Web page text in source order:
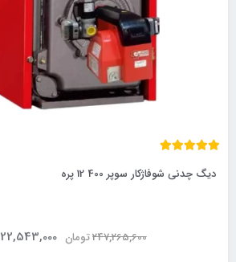
دیگ چدنی شوفاژکار سوپر 400 12 پره
تومان247,265,600
222,543,000